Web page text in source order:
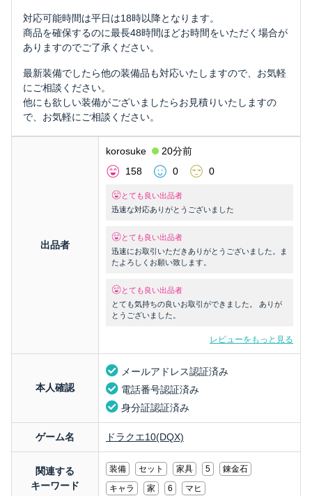
対応可能時間は平日は18時以降となります。
商品を確保するのに最長48時間ほどお時間をいただく場合が
ありますのでご了承ください。
最新装備でしたら他の装備品も対応いたしますので、お気軽
にご相談ください。
他にも欲しい装備がございましたらお見積りいたしますの
で、お気軽にご相談ください。
出品者
korosuke
20分前
158
0 0
とても良い出品者
迅速な対応ありがとうございました
とても良い出品者
迅速にお取引いただきありがとうございました。ま
たよろしくお願い致します。
とても良い出品者
とても気持ちの良いお取引ができました。 ありが
とうございました。
レビューをもっと見る
本人確認
メールアドレス認証済み
電話番号認証済み
身分証認証済み
ゲーム名 ドラクエ10(DQX)
関連する
キーワード
装備 セット 家具 5
錬金石
キャラ
家 6 マヒ